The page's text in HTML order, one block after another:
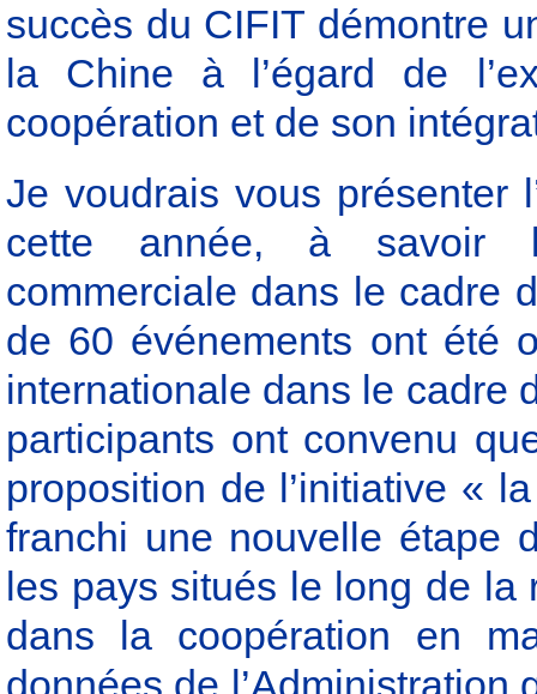
succès du CIFIT démontre
la Chine à l’égard de
coopération et de son
Je voudrais vous présenter
cette année, à savoir
commerciale dans le cadre
de 60 événements ont été
internationale dans le cadre
participants ont convenu
proposition de l’initiative «
franchi une nouvelle étape
les pays situés le long de
dans la coopération en